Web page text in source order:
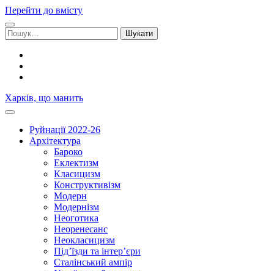
Перейти до вмісту
Шукати:
Харків, що манить
Руйнації 2022-26
Архітектура
Бароко
Еклектизм
Класицизм
Конструктивізм
Модерн
Модернізм
Неоготика
Неоренесанс
Неокласицизм
Під’їзди та інтер’єри
Сталінський ампір